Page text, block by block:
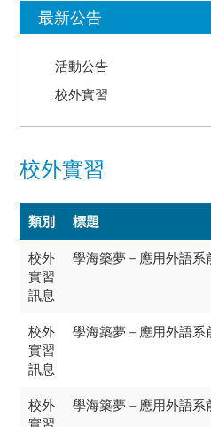
最新公告
活動公告
校外實習
校外實習
類別 標題
校外
實習
訊息
學海築夢－應用外語系
校外
實習
訊息
學海築夢－應用外語系
校外
學海築夢－應用外語系